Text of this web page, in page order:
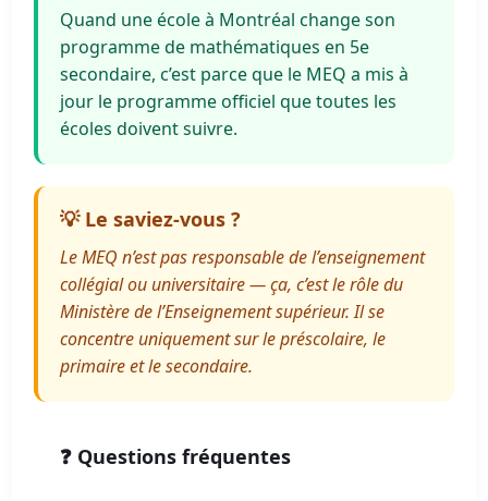
Quand une école à Montréal change son
programme de mathématiques en 5e
secondaire, c’est parce que le MEQ a mis à
jour le programme officiel que toutes les
écoles doivent suivre.
💡 Le saviez-vous ?
Le MEQ n’est pas responsable de l’enseignement
collégial ou universitaire — ça, c’est le rôle du
Ministère de l’Enseignement supérieur. Il se
concentre uniquement sur le préscolaire, le
primaire et le secondaire.
❓ Questions fréquentes